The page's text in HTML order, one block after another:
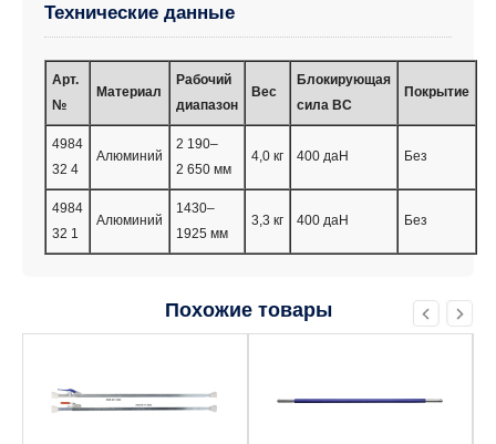
Технические данные
Арт.
№
Материал
Рабочий
диапазон
Вес
Блокирующая
сила BC
Покрытие
4984
32 4
Алюминий
2 190–
2 650 мм
4,0 кг 400 даН Без
4984
32 1
Алюминий
1430–
1925 мм
3,3 кг 400 даН Без
Похожие товары
несколько
вариаций.
несколько